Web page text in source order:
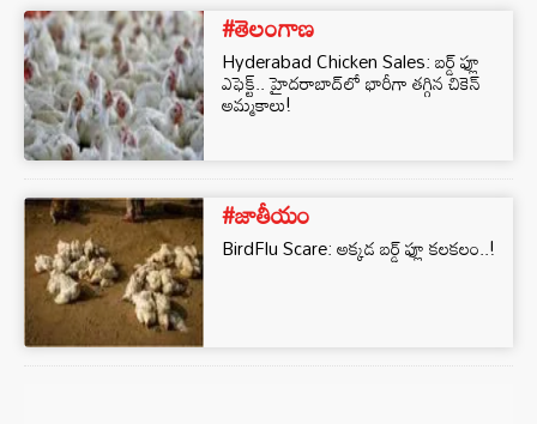
#తెలంగాణ
Hyderabad Chicken Sales: బర్డ్ ఫ్లూ
ఎఫెక్ట్.. హైదరాబాద్‌లో భారీగా తగ్గిన చికెన్
అమ్మకాలు!
#జాతీయం
BirdFlu Scare: అక్కడ బర్డ్ ఫ్లూ కలకలం..!